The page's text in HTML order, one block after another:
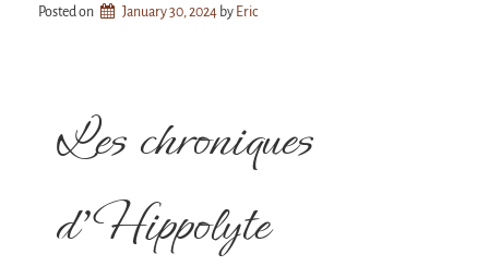
Posted on January 30, 2024 by Eric
Les chroniques
d’Hippolyte